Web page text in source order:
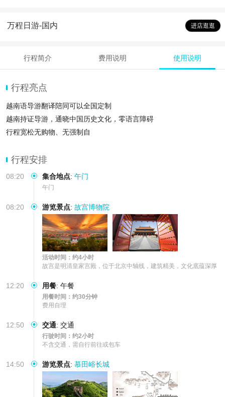
万程日游-国内 进店逛逛
行程简介 费用说明 使用说明
行程亮点
越南语导游翻译陪同可以全国定制
越南持证导游，通晓中国历史文化，零语言障碍
行程宽松无购物、无强制自
行程安排
08:20 集合地点: 午门
午门
08:20 游览景点: 故宫博物院
活动时间：约4小时
故宫是明清皇家宫殿，位于北京中轴线，建筑精美，文化底蕴深厚
12:20 用餐: 午餐
用餐时间：约30分钟
费用自理
12:50 交通: 交通
行驶时间：约2小时
不含交通，需自行前往或包车
14:50 游览景点: 慕田峪长城